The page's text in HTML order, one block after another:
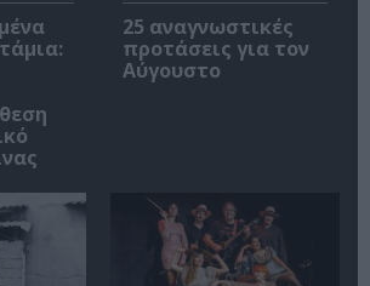
25 αναγνωστικές
προτάσεις για τον
Αύγουστο